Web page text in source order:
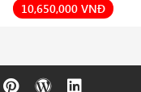
10,650,000 VNĐ